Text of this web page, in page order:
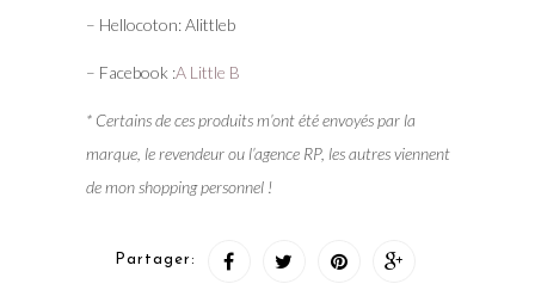
– Hellocoton: Alittleb
– Facebook :A Little B
* Certains de ces produits m’ont été envoyés par la
marque, le revendeur ou l’agence RP, les autres viennent
de mon shopping personnel !
Partager: